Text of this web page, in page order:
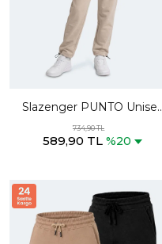
Slazenger PUNTO Unisex
Çocuk Bej Eşofman Altı
734,90 TL
589,90 TL %20